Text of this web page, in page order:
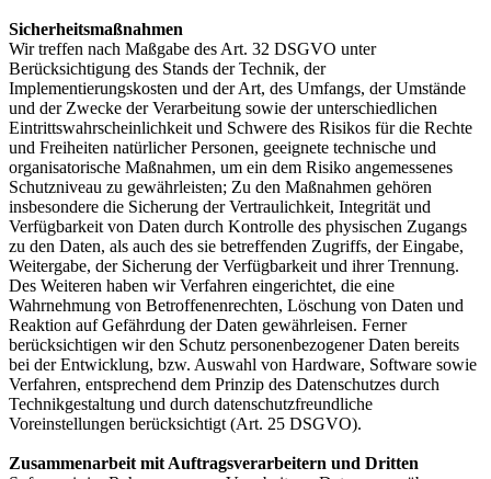
Sicherheitsmaßnahmen
Wir treffen nach Maßgabe des Art. 32 DSGVO unter
Berücksichtigung des Stands der Technik, der
Implementierungskosten und der Art, des Umfangs, der Umstände
und der Zwecke der Verarbeitung sowie der unterschiedlichen
Eintrittswahrscheinlichkeit und Schwere des Risikos für die Rechte
und Freiheiten natürlicher Personen, geeignete technische und
organisatorische Maßnahmen, um ein dem Risiko angemessenes
Schutzniveau zu gewährleisten; Zu den Maßnahmen gehören
insbesondere die Sicherung der Vertraulichkeit, Integrität und
Verfügbarkeit von Daten durch Kontrolle des physischen Zugangs
zu den Daten, als auch des sie betreffenden Zugriffs, der Eingabe,
Weitergabe, der Sicherung der Verfügbarkeit und ihrer Trennung.
Des Weiteren haben wir Verfahren eingerichtet, die eine
Wahrnehmung von Betroffenenrechten, Löschung von Daten und
Reaktion auf Gefährdung der Daten gewährleisen. Ferner
berücksichtigen wir den Schutz personenbezogener Daten bereits
bei der Entwicklung, bzw. Auswahl von Hardware, Software sowie
Verfahren, entsprechend dem Prinzip des Datenschutzes durch
Technikgestaltung und durch datenschutzfreundliche
Voreinstellungen berücksichtigt (Art. 25 DSGVO).
Zusammenarbeit mit Auftragsverarbeitern und Dritten